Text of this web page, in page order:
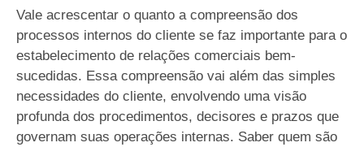
Vale acrescentar o quanto a compreensão dos
processos internos do cliente se faz importante para o
estabelecimento de relações comerciais bem-
sucedidas. Essa compreensão vai além das simples
necessidades do cliente, envolvendo uma visão
profunda dos procedimentos, decisores e prazos que
governam suas operações internas. Saber quem são